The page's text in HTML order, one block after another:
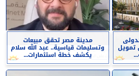
مدينة مصر تحقق مبيعات
وتسليمات قياسية.. عبد الله سلام
يكشف خطة استثمارات...